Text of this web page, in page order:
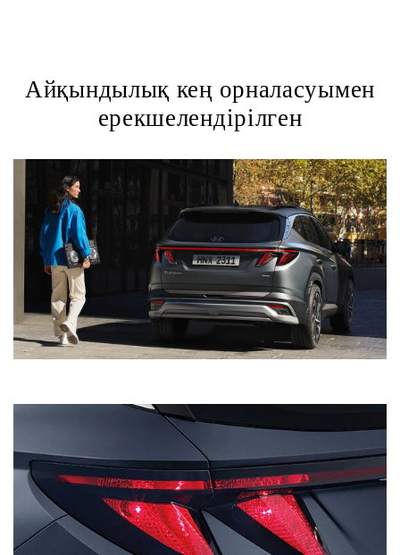
Айқындылық кең орналасуымен
ерекшелендірілген